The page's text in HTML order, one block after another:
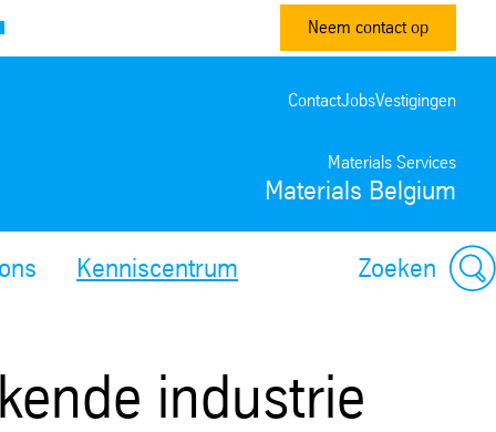
Neem contact op
Materials Services
Materials Belgium
ContactJobsVestigingen
Kenniscentrum Zoeken
industrie